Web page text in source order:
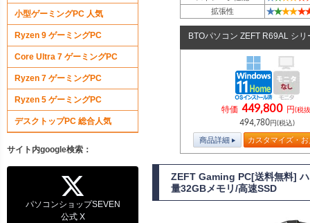
拡張性 ★★★★★
BTOパソコン ZEFT R69AL シリ
特価 449,800 円(税
494,780円(税込)
商品詳細 カスタマイズ・
ZEFT Gaming PC[送料無料]
量32GBメモリ/高速SSD
小型ゲーミングPC 人気
Ryzen 9 ゲーミングPC
Core Ultra 7 ゲーミングPC
Ryzen 7 ゲーミングPC
Ryzen 5 ゲーミングPC
デスクトップPC 総合人気
サイト内google検索：
パソコンショップSEVEN
公式 X